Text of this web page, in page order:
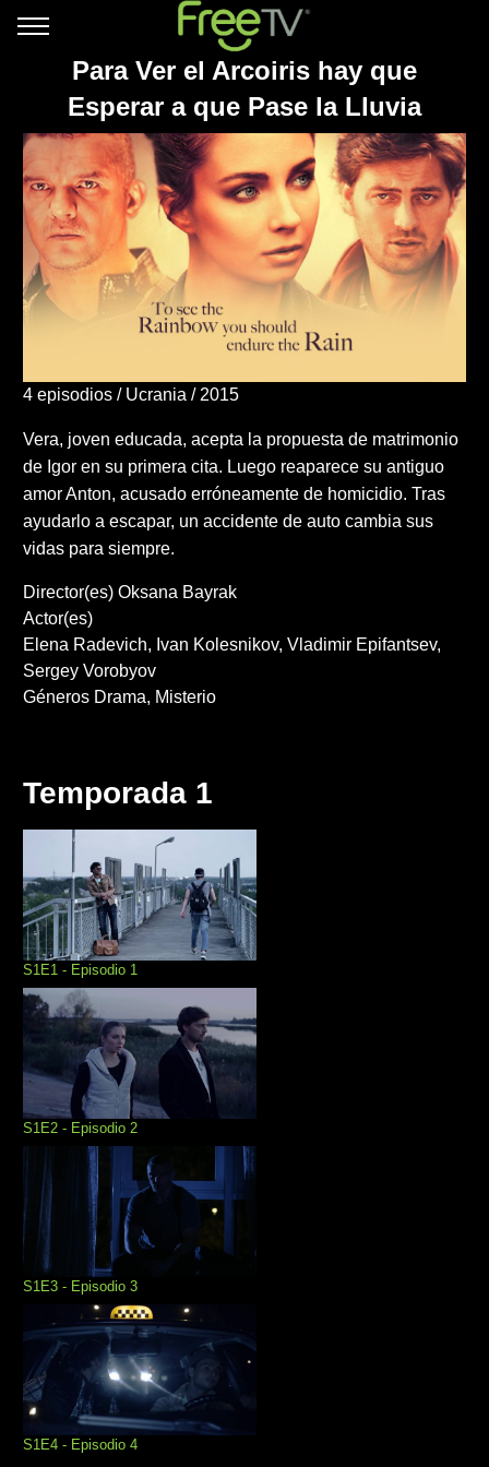
Para Ver el Arcoiris hay que
Esperar a que Pase la Lluvia
4 episodios Ucrania 2015
Vera, joven educada, acepta la propuesta de matrimonio
de Igor en su primera cita. Luego reaparece su antiguo
amor Anton, acusado erróneamente de homicidio. Tras
ayudarlo a escapar, un accidente de auto cambia sus
vidas para siempre.
Director(es) Oksana Bayrak
Actor(es)
Elena Radevich
Ivan Kolesnikov Vladimir Epifantsev
Sergey Vorobyov
Géneros Drama Misterio
Temporada 1
S1E1 - Episodio 1
S1E2 - Episodio 2
S1E3 - Episodio 3
S1E4 - Episodio 4